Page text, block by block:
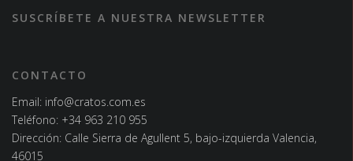
SUSCRÍBETE A NUESTRA NEWSLETTER
CONTACTO
Email: info@cratos.com.es
Teléfono: +34 963 210 955
Dirección: Calle Sierra de Agullent 5, bajo-izquierda Valencia,
46015